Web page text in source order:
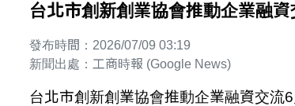
台北市創新創業協會推動企業融
發布時間：2026/07/09 03:19
新聞出處：工商時報 (Google News)
台北市創新創業協會推動企業融資交流